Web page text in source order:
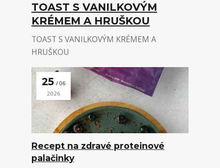
TOAST S VANILKOVÝM
KRÉMEM A HRUŠKOU
TOAST S VANILKOVÝM KRÉMEM A
HRUŠKOU
25 06
2026
Recept na zdravé proteinové
palačinky